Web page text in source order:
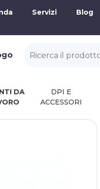
Servizi Blog
DA
DPI E
ACCESSORI